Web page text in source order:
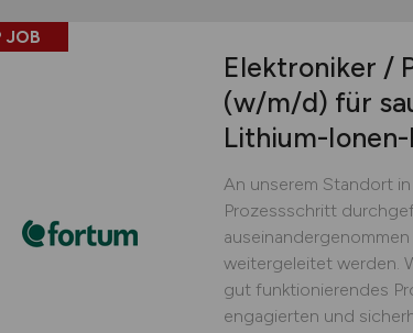
JOB
Elektroniker /
(w/m/d) für
Lithium-
An unserem Standort
Prozessschritt
weitergeleitet werden.
gut funktionierendes
engagierten und